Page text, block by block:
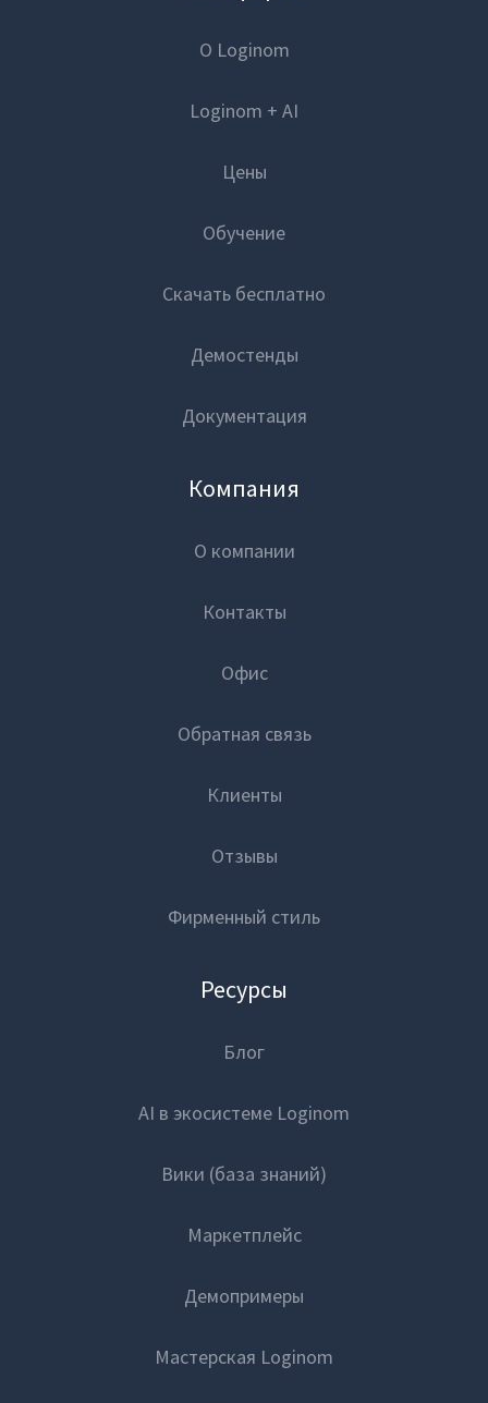
О Loginom
Loginom + AI
Цены
Обучение
Скачать бесплатно
Демостенды
Документация
Компания
О компании
Контакты
Офис
Обратная связь
Клиенты
Отзывы
Фирменный стиль
Ресурсы
Блог
AI в экосистеме Loginom
Вики (база знаний)
Маркетплейс
Демопримеры
Мастерская Loginom